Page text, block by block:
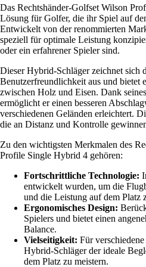
Das Rechtshänder-Golfset Wilson
Lösung für Golfer, die ihr Spiel auf
Entwickelt von der renommierten
speziell für optimale Leistung
oder ein erfahrener Spieler sind.
Dieser Hybrid-Schläger zeichnet sich
Benutzerfreundlichkeit aus und bietet
zwischen Holz und Eisen. Dank
ermöglicht er einen besseren
verschiedenen Geländen erleichtert.
die an Distanz und Kontrolle
Zu den wichtigsten Merkmalen des
Profile Single Hybrid 4 gehören:
Fortschrittliche Technologie:
entwickelt wurden, um die
und die Leistung auf dem Platz
Ergonomisches Design:
Spielers und bietet einen
Balance.
Vielseitigkeit: Für
Hybrid-Schläger der ideale
dem Platz zu meistern.